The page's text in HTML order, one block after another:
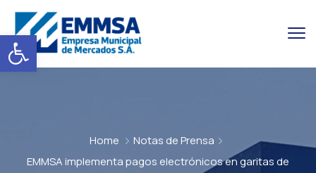
Abrir barra de herramientas
Home
Notas de Prensa
EMMSA implementa pagos electrónicos en garitas de